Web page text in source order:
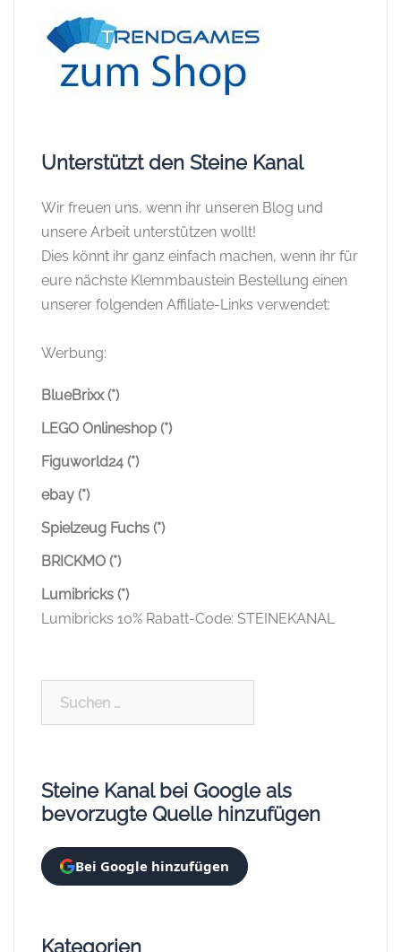
Unterstützt den Steine Kanal
Wir freuen uns, wenn ihr unseren Blog und
unsere Arbeit unterstützen wollt!
Dies könnt ihr ganz einfach machen, wenn ihr für
eure nächste Klemmbaustein Bestellung einen
unserer folgenden Affiliate-Links verwendet:
Werbung:
BlueBrixx (*)
LEGO Onlineshop (*)
Figuworld24 (*)
ebay (*)
Spielzeug Fuchs (*)
BRICKMO (*)
Lumibricks (*)
Lumibricks 10% Rabatt-Code: STEINEKANAL
Steine Kanal bei Google als
bevorzugte Quelle hinzufügen
Bei Google hinzufügen
Kategorien